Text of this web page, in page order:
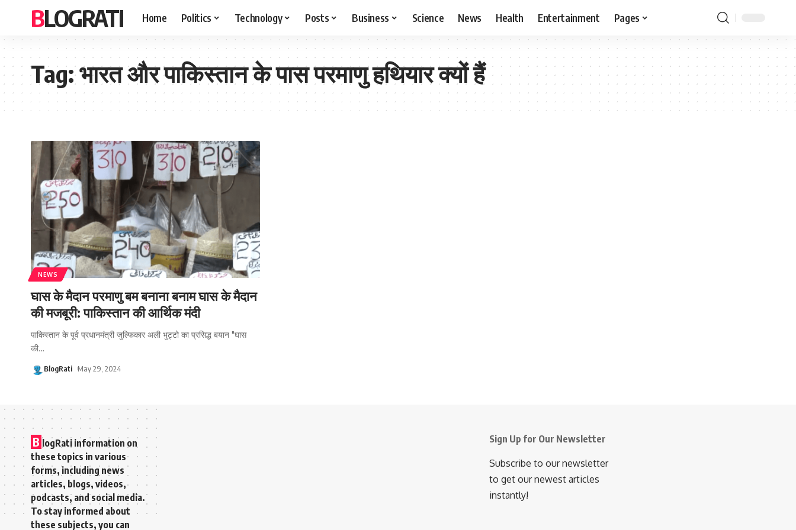
BLOGRATI Home Politics Technology Posts Business Science News Health Entertainment Pages
Tag:भारत और पाकिस्तान के पास परमाणु हथियार क्यों हैं
NEWS
घास के मैदान परमाणु बम बनाना बनाम घास के मैदान
की मजबूरी: पाकिस्तान की आर्थिक मंदी
पाकिस्तान के पूर्व प्रधानमंत्री जुल्फिकार अली भुट्टो का प्रसिद्ध बयान "घास
की…
BlogRati May 29, 2024
B logRati information on
these topics in various
forms, including news
articles, blogs, videos,
podcasts, and social media.
To stay informed about
these subjects, you can
Sign Up for Our Newsletter
Subscribe to our newsletter
to get our newest articles
instantly!